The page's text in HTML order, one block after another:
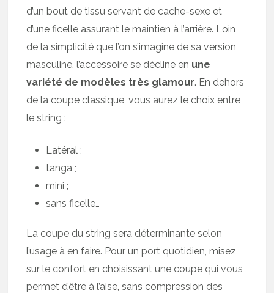
d’un bout de tissu servant de cache-sexe et
d’une ficelle assurant le maintien à l’arrière. Loin
de la simplicité que l’on s’imagine de sa version
masculine, l’accessoire se décline en une
variété de modèles très glamour. En dehors
de la coupe classique, vous aurez le choix entre
le string :
Latéral ;
tanga ;
mini ;
sans ficelle…
La coupe du string sera déterminante selon
l’usage à en faire. Pour un port quotidien, misez
sur le confort en choisissant une coupe qui vous
permet d’être à l’aise, sans compression des